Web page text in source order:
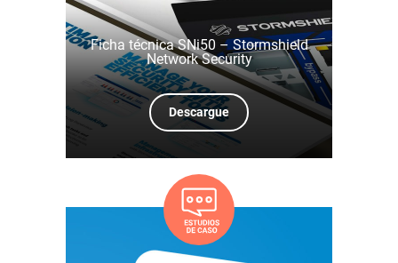
Ficha técnica SNi50 – Stormshield
Network Security
Descargue